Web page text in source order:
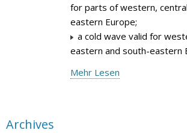
for parts of western,
eastern Europe;
a cold wave valid for
eastern and south-eastern
Mehr Lesen
Archives